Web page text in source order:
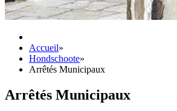
Accueil»
Hondschoote»
Arrêtés Municipaux
Arrêtés Municipaux